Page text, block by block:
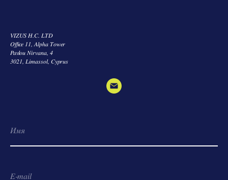
VIZUS H.C. LTD
Office 11, Alpha Tower
Pavlou Nirvana, 4
3021, Limassol, Cyprus
Имя
E-mail